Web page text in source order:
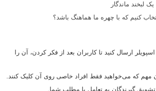
لبخند ماندگار
کنیم که با چهره ما هماهنگ باشد؟
ارسال کنید تا کاربران بعد از فکر کردن، آن را
مهم که می‌خواهید فقط افراد خاصی روی آن کلیک کنند.
گیرندگان به تعامل با مطلب شما.